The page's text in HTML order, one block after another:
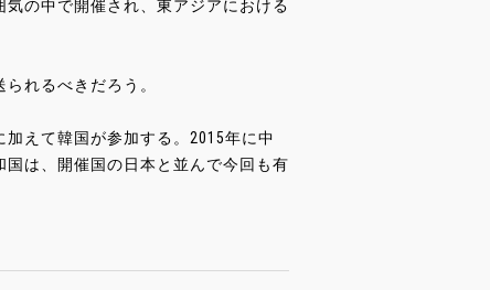
の中で開催され、東アジアにおける
れるべきだろう。
えて韓国が参加する。2015年に中
は、開催国の日本と並んで今回も有